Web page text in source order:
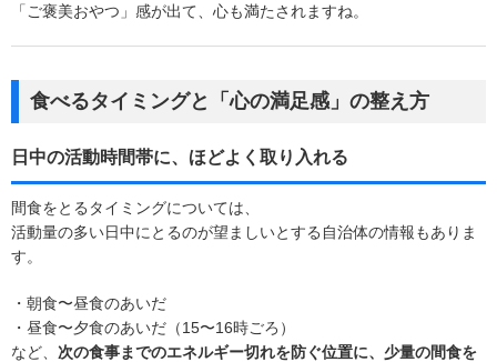
「ご褒美おやつ」感が出て、心も満たされますね。
食べるタイミングと「心の満足感」の整え方
日中の活動時間帯に、ほどよく取り入れる
間食をとるタイミングについては、
活動量の多い日中にとるのが望ましいとする自治体の情報もありま
す。
・朝食〜昼食のあいだ
・昼食〜夕食のあいだ（15〜16時ごろ）
など、 次の食事までのエネルギー切れを防ぐ位置に、少量の間食を